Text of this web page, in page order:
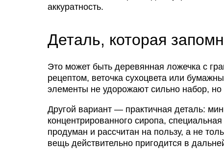
аккуратность.
Деталь, которая
Это может быть деревянная ложечка с
рецептом, веточка сухоцвета или
элементы не удорожают сильно набор,
Другой вариант — практичная деталь:
концентрированного сиропа,
продуман и рассчитан на пользу, а не
вещь действительно пригодится в